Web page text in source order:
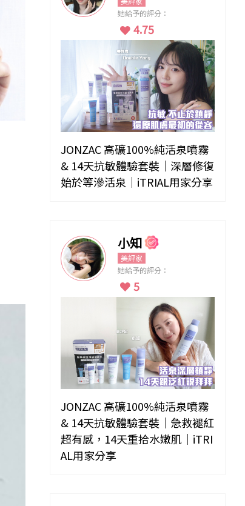
她給予的評分：
4.75
JONZAC 高礦100%純活泉噴霧
& 14天抗敏體驗套裝｜深層修復
始於等滲活泉｜iTRIAL用家分享
小知
美評家
她給予的評分：
5
JONZAC 高礦100%純活泉噴霧
& 14天抗敏體驗套裝｜急救褪紅
超有感，14天重拾水嫩肌｜iTRI
AL用家分享